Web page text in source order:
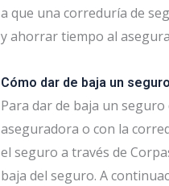
a que una correduría de
y ahorrar tiempo al
Cómo dar de baja un
Para dar de baja un
aseguradora o con la
el seguro a través de
baja del seguro. A